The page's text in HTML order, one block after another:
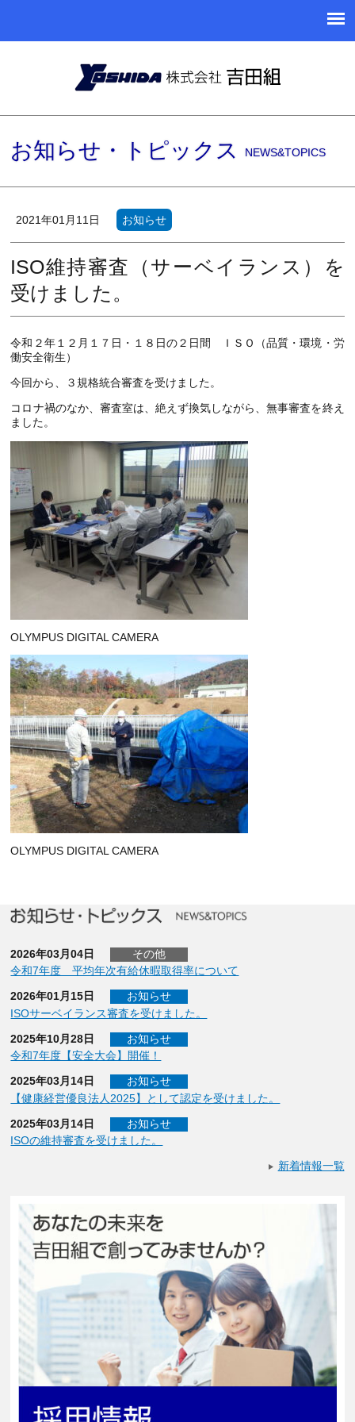
お知らせ・トピックス NEWS&TOPICS
2021年01月11日 お知らせ
ISO維持審査（サーベイランス）を
受けました。
令和２年１２月１７日・１８日の２日間 ＩＳＯ（品質・環境・労
働安全衛生）
今回から、３規格統合審査を受けました。
コロナ禍のなか、審査室は、絶えず換気しながら、無事審査を終え
ました。
OLYMPUS DIGITAL CAMERA
OLYMPUS DIGITAL CAMERA
2026年03月04日
その他
令和7年度 平均年次有給休暇取得率について
2026年01月15日
お知らせ
ISOサーベイランス審査を受けました。
2025年10月28日
お知らせ
令和7年度【安全大会】開催！
2025年03月14日
お知らせ
【健康経営優良法人2025】として認定を受けました。
2025年03月14日
お知らせ
ISOの維持審査を受けました。
新着情報一覧